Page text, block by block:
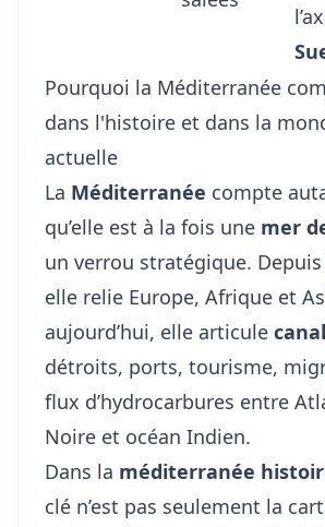
Pourquoi la Méditerranée
dans l'histoire et dans la
actuelle
La Méditerranée compte
qu’elle est à la fois une mer
un verrou stratégique. Depuis
elle relie Europe, Afrique et
aujourd’hui, elle articule
détroits, ports, tourisme,
flux d’hydrocarbures entre
Noire et océan Indien.
Dans la méditerranée
clé n’est pas seulement la